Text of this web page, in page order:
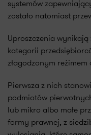
systemów
zostało natomiast
Uproszczenia
kategorii
złagodzonym
Pierwsza z nich
podmiotów
lub mikro albo małe
formy prawnej, z